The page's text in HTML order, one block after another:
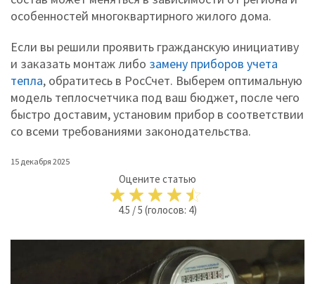
особенностей многоквартирного жилого дома.
Если вы решили проявить гражданскую инициативу
и заказать монтаж либо замену приборов учета
тепла, обратитесь в РосСчет. Выберем оптимальную
модель теплосчетчика под ваш бюджет, после чего
быстро доставим, установим прибор в соответствии
со всеми требованиями законодательства.
15 декабря 2025
Оцените статью
4.5 /5 (голосов: 4)